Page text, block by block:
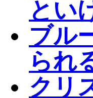
とい
ブル
られ
クリ